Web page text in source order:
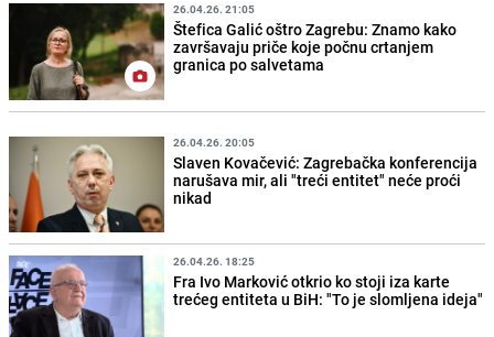
26.04.26. 21:05
Štefica Galić oštro Zagrebu: Znamo kako
završavaju priče koje počnu crtanjem
granica po salvetama
26.04.26. 20:05
Slaven Kovačević: Zagrebačka konferencija
narušava mir, ali "treći entitet" neće proći
nikad
26.04.26. 18:25
Fra Ivo Marković otkrio ko stoji iza karte
trećeg entiteta u BiH: "To je slomljena ideja"